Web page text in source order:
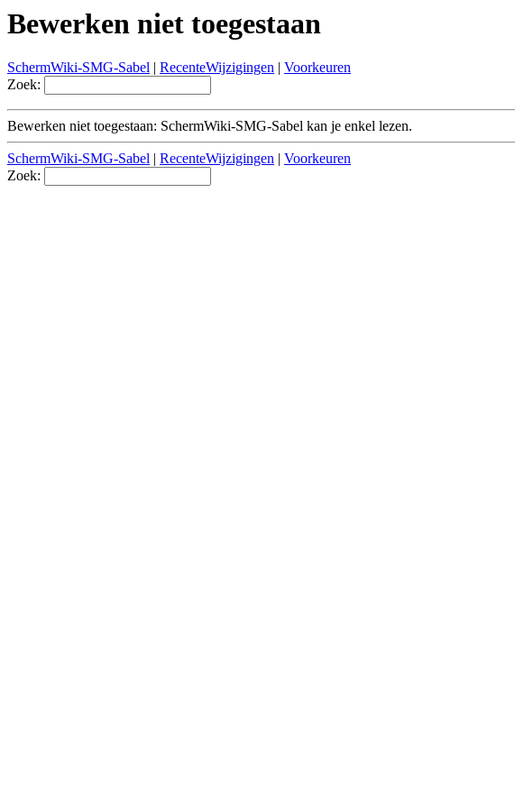
Bewerken niet toegestaan
SchermWiki-SMG-Sabel | RecenteWijzigingen | Voorkeuren
Zoek:
Bewerken niet toegestaan: SchermWiki-SMG-Sabel kan je enkel lezen.
SchermWiki-SMG-Sabel | RecenteWijzigingen | Voorkeuren
Zoek: